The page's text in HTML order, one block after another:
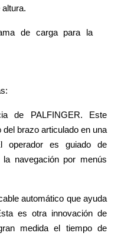
de carga para la
de PALFINGER. Este
brazo articulado en una
operador es guiado de
navegación por menús
automático que ayuda
es otra innovación de
medida el tiempo de